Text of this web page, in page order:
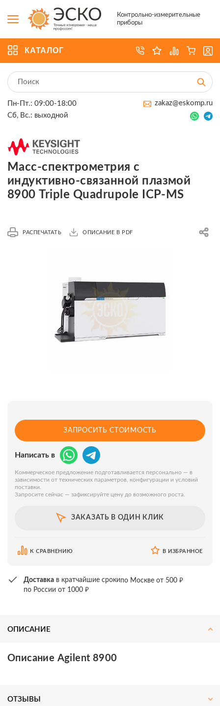
Контрольно-измерительные
приборы
КАТАЛОГ
Пн-Пт.: 09:00-18:00
Сб, Вс.: выходной
zakaz@eskomp.ru
Масс-спектрометрия с
индуктивно-связанной плазмой
8900 Triple Quadrupole ICP-MS
РАСПЕЧАТАТЬ ОПИСАНИЕ В PDF
ЗАПРОСИТЬ СТОИМОСТЬ
Написать в
Коммерческое предложение подготавливается персонально — в
зависимости от технических параметров, конфигурации и условий
поставки.
Запросите сейчас — зафиксируйте цену до возможного роста.
ЗАКАЗАТЬ В ОДИН КЛИК
К СРАВНЕНИЮ В ИЗБРАННОЕ
Доставка в кратчайшие срокипо Москве от 500 ₽
по России от 1000 ₽
ОПИСАНИЕ
Описание Agilent 8900
ОТЗЫВЫ